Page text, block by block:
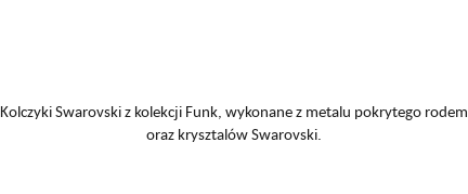
Kolczyki Swarovski z kolekcji Funk, wykonane z metalu pokrytego rodem
oraz krysztalów Swarovski.